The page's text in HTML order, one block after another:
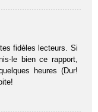
fidèles lecteurs. Si
le bien ce rapport,
heures (Dur!